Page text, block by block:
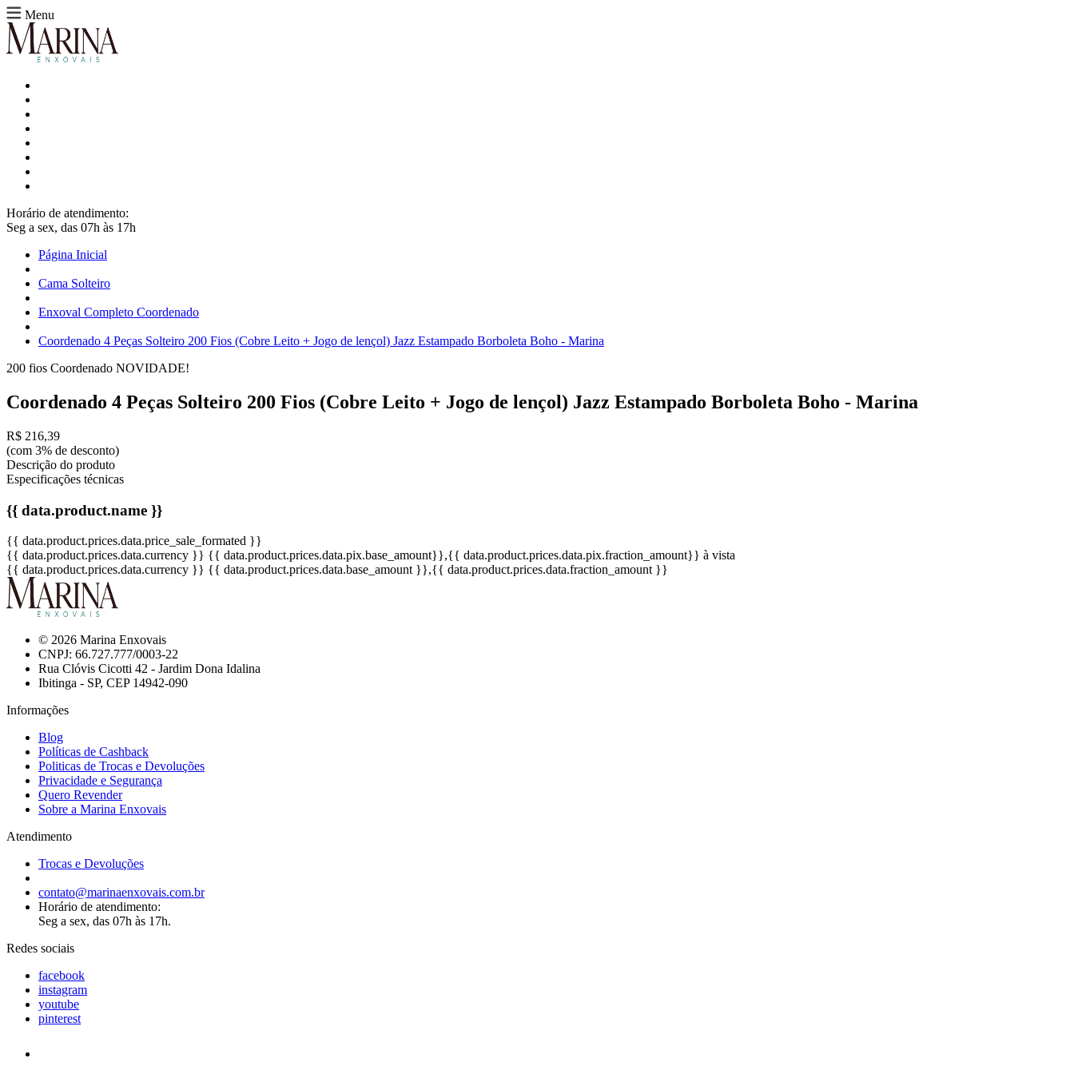
Menu
Horário de atendimento:
Seg a sex, das 07h às 17h
Página Inicial
Cama Solteiro
Enxoval Completo Coordenado
Coordenado 4 Peças Solteiro 200 Fios (Cobre Leito + Jogo de lençol) Jazz Estampado Borboleta Boho - Marina
200 fios Coordenado NOVIDADE!
Coordenado 4 Peças Solteiro 200 Fios (Cobre Leito + Jogo de lençol) Jazz Estampado Borboleta Boho - Marina
R$ 216,39
(com 3% de desconto)
Descrição do produto
Especificações técnicas
{{ data.product.name }}
{{ data.product.prices.data.price_sale_formated }}
{{ data.product.prices.data.currency }} {{ data.product.prices.data.pix.base_amount}},{{ data.product.prices.data.pix.fraction_amount}} à vista
{{ data.product.prices.data.currency }} {{ data.product.prices.data.base_amount }},{{ data.product.prices.data.fraction_amount }}
© 2026 Marina Enxovais
CNPJ: 66.727.777/0003-22
Rua Clóvis Cicotti 42 - Jardim Dona Idalina
Ibitinga - SP, CEP 14942-090
Informações
Blog
Políticas de Cashback
Politicas de Trocas e Devoluções
Privacidade e Segurança
Quero Revender
Sobre a Marina Enxovais
Atendimento
Trocas e Devoluções
contato@marinaenxovais.com.br
Horário de atendimento:
Seg a sex, das 07h às 17h.
Redes sociais
facebook
instagram
youtube
pinterest